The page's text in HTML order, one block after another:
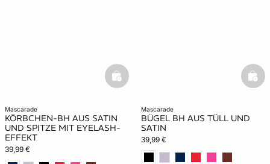
mascarade
KÖRBCHEN-BH AUS SATIN
UND SPITZE MIT EYELASH-
EFFEKT
39,99 €
basketfull
mascarade
BÜGEL BH AUS TÜLL UND
SATIN
39,99 €